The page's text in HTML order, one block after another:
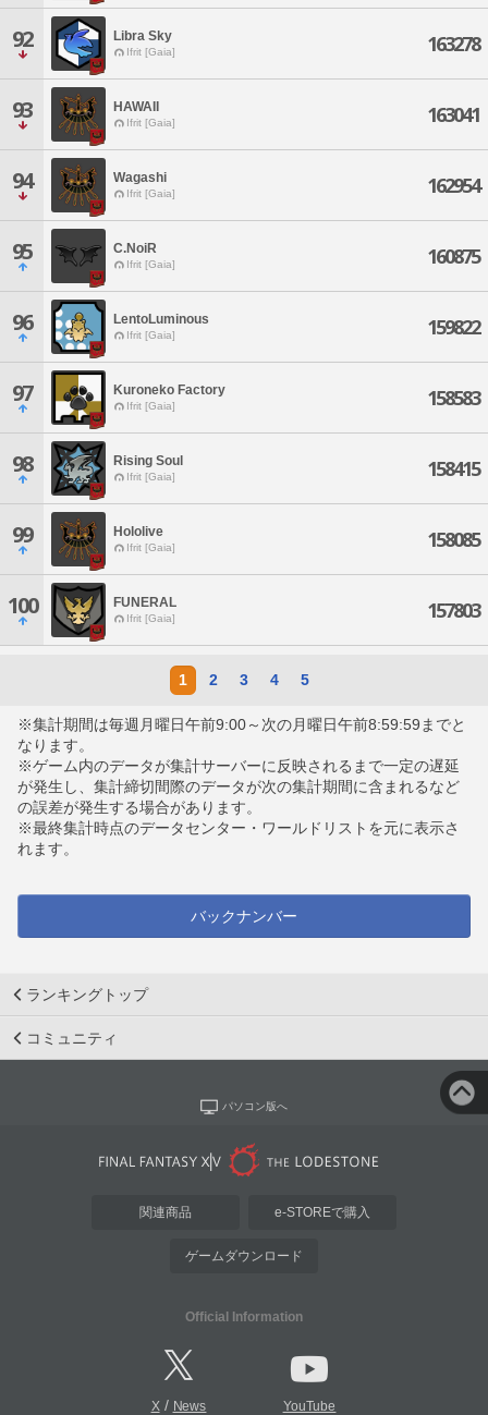
92 Libra Sky
Ifrit [Gaia] 163278
93 HAWAII
Ifrit [Gaia] 163041
94 Wagashi
Ifrit [Gaia] 162954
95 C.NoiR
Ifrit [Gaia] 160875
96 LentoLuminous
Ifrit [Gaia] 159822
97 Kuroneko Factory
Ifrit [Gaia] 158583
98 Rising Soul
Ifrit [Gaia] 158415
99 Hololive
Ifrit [Gaia] 158085
100 FUNERAL
Ifrit [Gaia] 157803
1 2 3 4 5
※集計期間は毎週月曜日午前9:00～次の月曜日午前8:59:59までと
なります。
※ゲーム内のデータが集計サーバーに反映されるまで一定の遅延
が発生し、集計締切間際のデータが次の集計期間に含まれるなど
の誤差が発生する場合があります。
※最終集計時点のデータセンター・ワールドリストを元に表示さ
れます。
バックナンバー
ランキングトップ
コミュニティ
パソコン版へ
関連商品 e-STOREで購入
ゲームダウンロード
Official Information
X/ News YouTube